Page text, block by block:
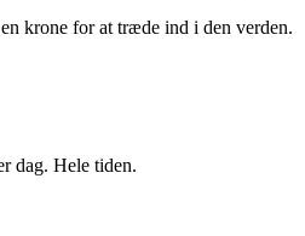
krone for at træde ind i den verden.
dag. Hele tiden.